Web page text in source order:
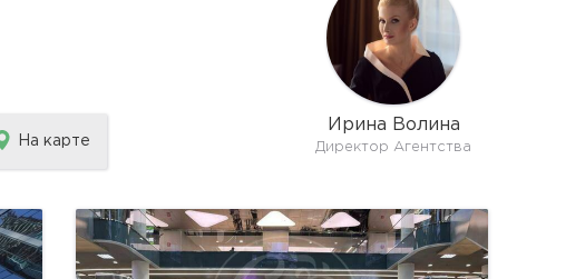
На карте
Ирина Волина
Директор Агентства